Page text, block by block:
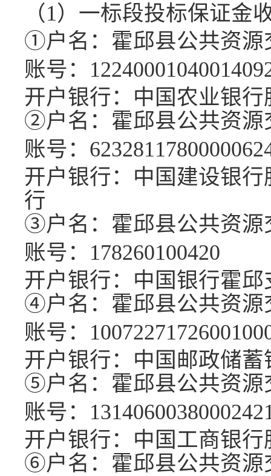
（1） 一标段投标保证金
①户名： 霍邱县公共资源
账号：
开户银行： 中国农业银
②户名： 霍邱县公共资源
账号：
开户银行： 中国建设银
行
③户名： 霍邱县公共资源
账号： 178260100420
开户银行： 中国银行霍邱
④户名： 霍邱县公共资源
账号：
开户银行： 中国邮政储
⑤户名： 霍邱县公共资源
账号：
开户银行： 中国工商银
⑥户名： 霍邱县公共资源